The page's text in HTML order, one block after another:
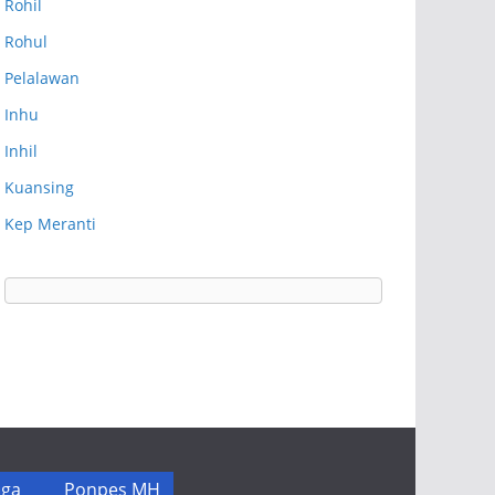
Rohil
Rohul
Pelalawan
Inhu
Inhil
Kuansing
Kep Meranti
Ponpes MH